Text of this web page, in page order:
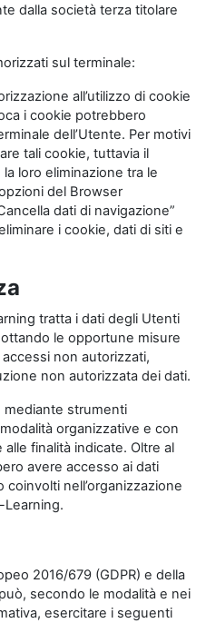
dalla società terza titolare
sul terminale:
all’utilizzo di cookie
i cookie potrebbero
dell’Utente. Per motivi
tali cookie, tuttavia il
loro eliminazione tra le
del Browser
dati di navigazione”
i cookie, dati di siti e
tratta i dati degli Utenti
le opportune misure
non autorizzati,
non autorizzata dei dati.
strumenti
organizzative e con
finalità indicate. Oltre al
avere accesso ai dati
coinvolti nell’organizzazione
2016/679 (GDPR) e della
secondo le modalità e nei
esercitare i seguenti